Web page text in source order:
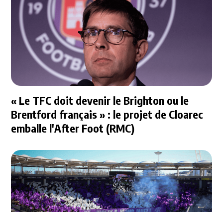
« Le TFC doit devenir le Brighton ou le
Brentford français » : le projet de Cloarec
emballe l'After Foot (RMC)